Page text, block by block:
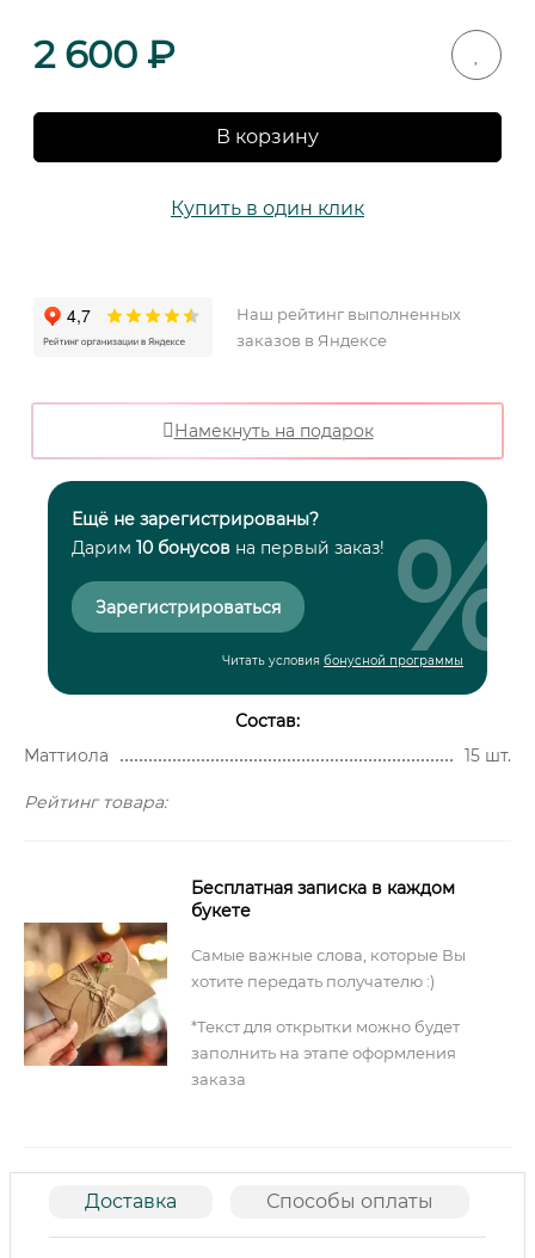
2 600 ₽
В корзину
Купить в один клик
Наш рейтинг выполненных
заказов в Яндексе
Намекнуть на подарок
Ещё не зарегистрированы?
Дарим 10 бонусов на первый заказ!
Зарегистрироваться
Читать условия бонусной программы
%
Состав:
Маттиола
15 шт.
Рейтинг товара:
Бесплатная записка в каждом
букете
Самые важные слова, которые Вы
хотите передать получателю :)
*Текст для открытки можно будет
заполнить на этапе оформления
заказа
Доставка Способы оплаты